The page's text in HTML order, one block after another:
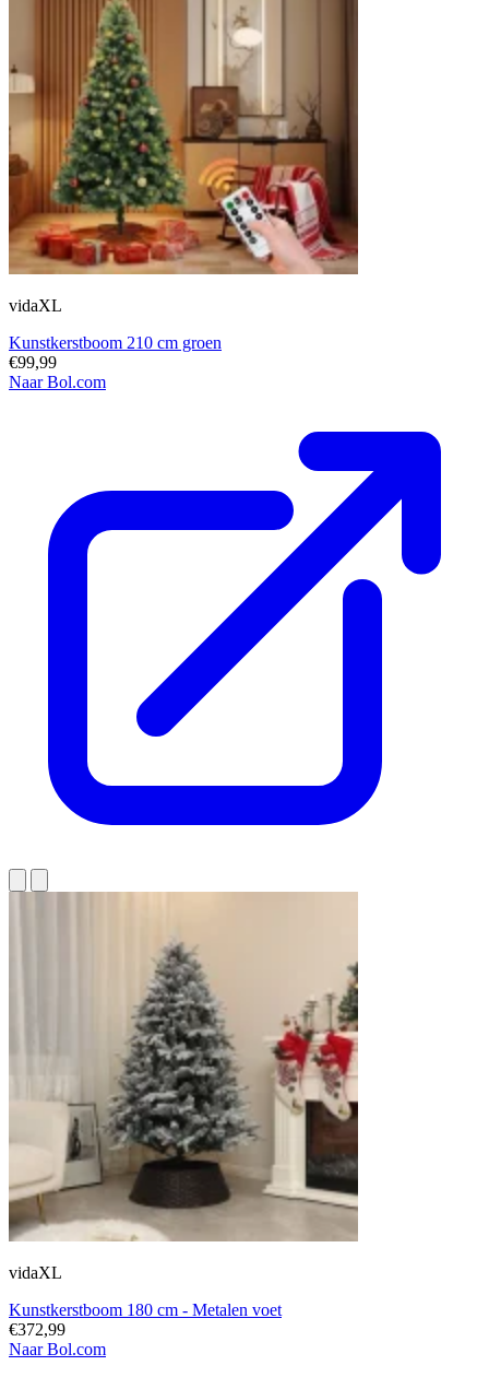
vidaXL
Kunstkerstboom 210 cm groen
€99,99
Naar Bol.com
vidaXL
Kunstkerstboom 180 cm - Metalen voet
€372,99
Naar Bol.com